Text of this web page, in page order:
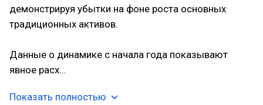
демонстрируя убытки на фоне роста основных
традиционных активов.
Данные о динамике с начала года показывают
явное расх…
Показать полностью